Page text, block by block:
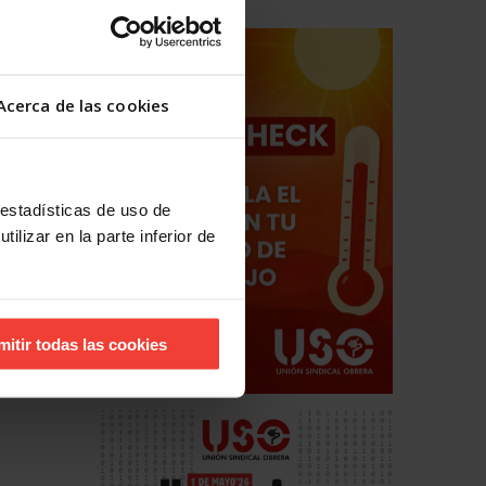
de las cookies
de uso de
en la parte inferior de
todas las cookies
ha
Al
su
que
117